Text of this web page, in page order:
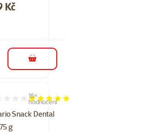
Kč
do košíku
Snack Dental
g
96%, počet hodnocení: 16
16×
hodnocení